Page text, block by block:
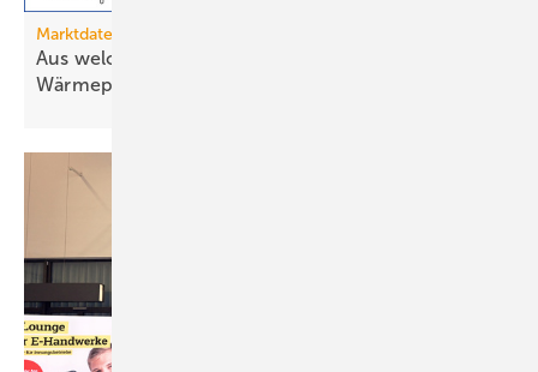
Marktdaten
Aus welchen Ländern importiert Deutschland
Wärmepumpen?